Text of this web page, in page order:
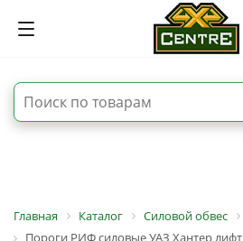
Главная Каталог Силовой обвес